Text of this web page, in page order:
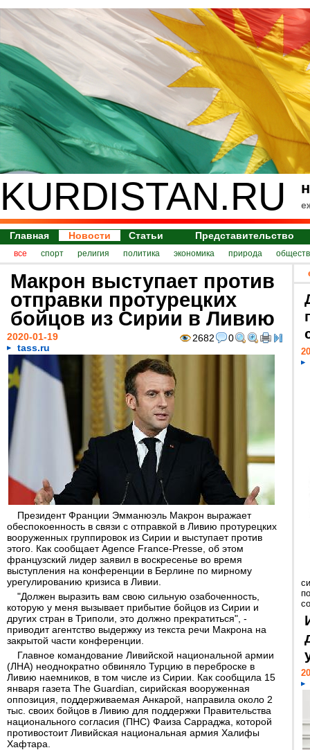
KURDISTAN.RU
Главная Новости Статьи Представительство
все спорт религия политика экономика природа
Макрон выступает против
отправки протурецких
бойцов из Сирии в Ливию
2682 0
2020-01-19
tass.ru
Президент Франции Эмманюэль Макрон выражает
обеспокоенность в связи с отправкой в Ливию протурецких
вооруженных группировок из Сирии и выступает против
этого. Как сообщает Agence France-Presse, об этом
французский лидер заявил в воскресенье во время
выступления на конференции в Берлине по мирному
урегулированию кризиса в Ливии.
"Должен выразить вам свою сильную озабоченность,
которую у меня вызывает прибытие бойцов из Сирии и
других стран в Триполи, это должно прекратиться", -
приводит агентство выдержку из текста речи Макрона на
закрытой части конференции.
Главное командование Ливийской национальной армии
(ЛНА) неоднократно обвиняло Турцию в переброске в
Ливию наемников, в том числе из Сирии. Как сообщила 15
января газета The Guardian, сирийская вооруженная
оппозиция, поддерживаемая Анкарой, направила около 2
тыс. своих бойцов в Ливию для поддержки Правительства
национального согласия (ПНС) Фаиза Сарраджа, которой
противостоит Ливийская национальная армия Халифы
Хафтара.